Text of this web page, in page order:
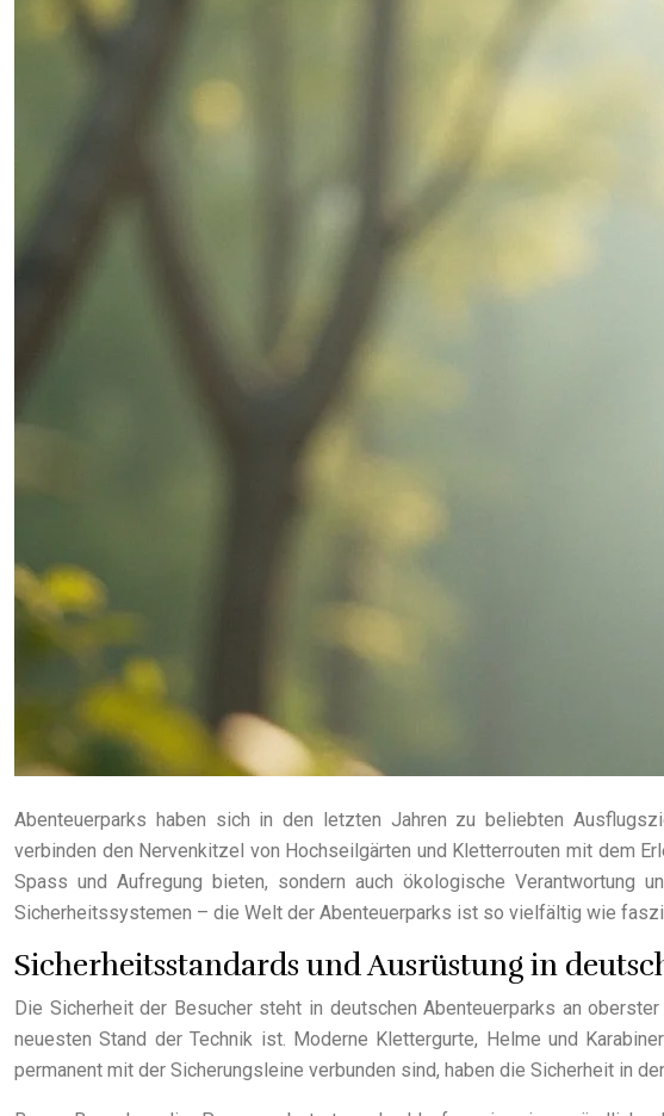
Abenteuerparks haben sich in den letzten Jahren zu beliebten
verbinden den Nervenkitzel von Hochseilgärten und Kletterrouten mit dem
Spass und Aufregung bieten, sondern auch ökologische Verantwortung
Sicherheitssystemen – die Welt der Abenteuerparks ist so vielfältig wie
Sicherheitsstandards und Ausrüstung in
Die Sicherheit der Besucher steht in deutschen Abenteuerparks an
neuesten Stand der Technik ist. Moderne Klettergurte, Helme und
permanent mit der Sicherungsleine verbunden sind, haben die Sicherheit in